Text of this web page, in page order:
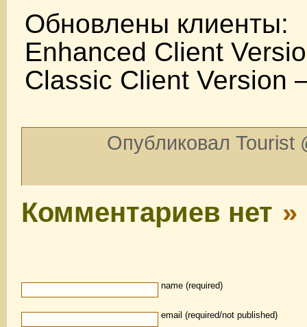
Обновлены клиенты:
Enhanced Client
Classic Client Version
Опубликовал Tourist
Комментариев нет »
name (required)
email (required/not published)